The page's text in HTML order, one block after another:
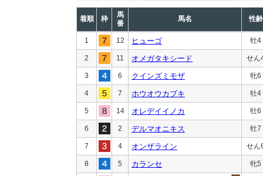
着順 枠
馬
番
馬名 性齢
1 12 ヒューゴ 牡4
2 11 オメガタキシード せん
3 6 クインズミモザ 牝6
4 7 ホウオウカブキ 牡4
5 14 オレデイイノカ 牡6
6 2 デルマオニキス 牡7
7 4 オンザライン せん
8 5 カランセ 牝5